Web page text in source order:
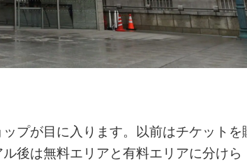
プが目に入ります。以前はチケットを
後は無料エリアと有料エリアに分けら